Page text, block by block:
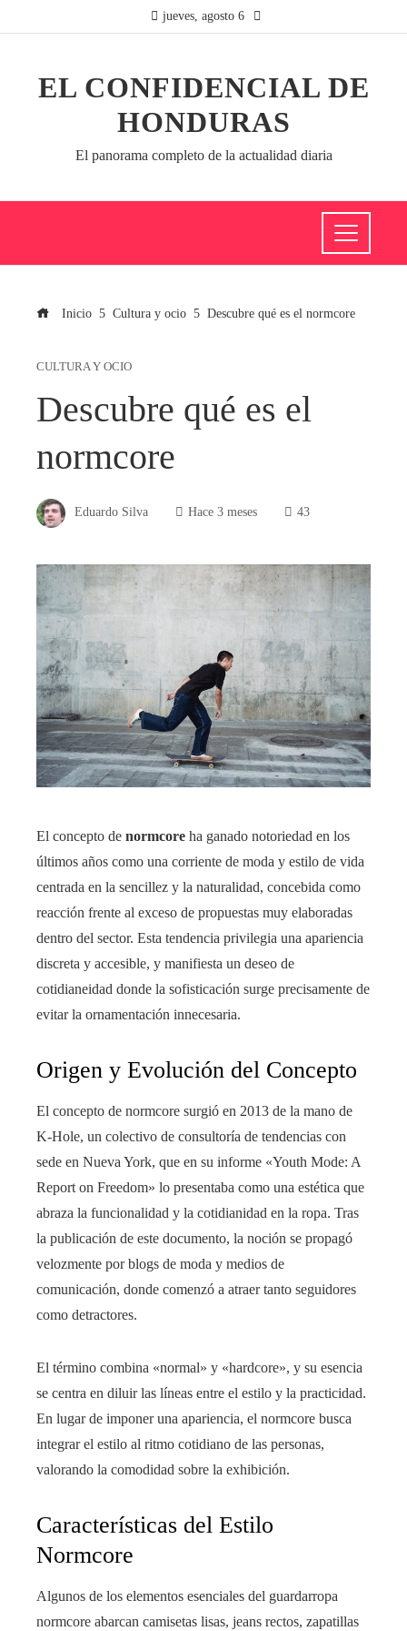
jueves, agosto 6
EL CONFIDENCIAL DE
HONDURAS
El panorama completo de la actualidad diaria
Inicio Cultura y ocio Descubre qué es el normcore
CULTURA Y OCIO
Descubre qué es el
normcore
Eduardo Silva Hace 3 meses 43
El concepto de normcore ha ganado notoriedad en los
últimos años como una corriente de moda y estilo de vida
centrada en la sencillez y la naturalidad, concebida como
reacción frente al exceso de propuestas muy elaboradas
dentro del sector. Esta tendencia privilegia una apariencia
discreta y accesible, y manifiesta un deseo de
cotidianeidad donde la sofisticación surge precisamente de
evitar la ornamentación innecesaria.
Origen y Evolución del Concepto
El concepto de normcore surgió en 2013 de la mano de
K-Hole, un colectivo de consultoría de tendencias con
sede en Nueva York, que en su informe «Youth Mode: A
Report on Freedom» lo presentaba como una estética que
abraza la funcionalidad y la cotidianidad en la ropa. Tras
la publicación de este documento, la noción se propagó
velozmente por blogs de moda y medios de
comunicación, donde comenzó a atraer tanto seguidores
como detractores.
El término combina «normal» y «hardcore», y su esencia
se centra en diluir las líneas entre el estilo y la practicidad.
En lugar de imponer una apariencia, el normcore busca
integrar el estilo al ritmo cotidiano de las personas,
valorando la comodidad sobre la exhibición.
Características del Estilo
Normcore
Algunos de los elementos esenciales del guardarropa
normcore abarcan camisetas lisas, jeans rectos, zapatillas